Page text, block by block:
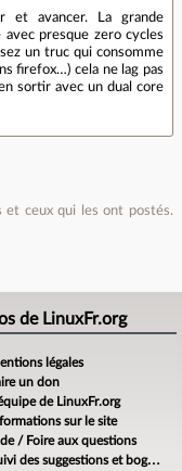
et avancer. La grande
presque zero cycles
un truc qui consomme
firefox…) cela ne lag pas
sortir avec un dual core
et ceux qui les ont postés.
de LinuxFr.org
légales
un don
de LinuxFr.org
sur le site
/ Foire aux questions
des suggestions et bogues